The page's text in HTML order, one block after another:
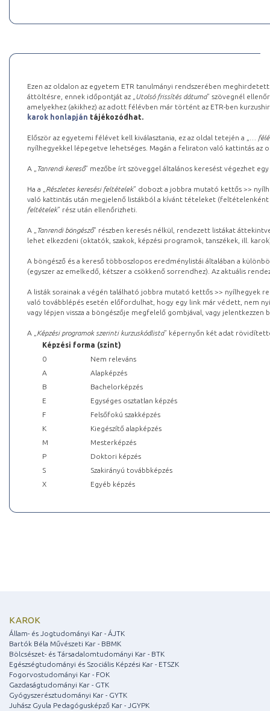
Ezen az oldalon az egyetem ETR tanulmányi rendszerében
áttöltésre, ennek időpontját az „ Utolsó frissítés dátuma” szövegnél
amelyekhez (akikhez) az adott félévben már történt az ETR-ben
karok honlapján tájékozódhat.
Először az egyetemi félévet kell kiválasztania, ez az oldal tetején a „
…
nyílhegyekkel lépegetve lehetséges. Magán a feliraton való kattintás az
A „ Tanrendi kereső” mezőbe írt szöveggel általános keresést végezhet
Ha a „ Részletes keresési feltételek” dobozt a jobbra mutató kettős >>
való kattintás után megjelenő listákból a kívánt tételeket (feltételenként
feltételek” rész után ellenőrizheti.
A „ Tanrendi böngésző” részben keresés nélkül, rendezett listákat
lehet elkezdeni (oktatók, szakok, képzési programok, tanszékek, ill.
A böngésző és a kereső többoszlopos eredménylistái általában a
(egyszer az emelkedő, kétszer a csökkenő sorrendhez). Az aktuális
A listák sorainak a végén található jobbra mutató kettős >> nyílhegyek
való továbblépés esetén előfordulhat, hogy egy link már védett, nem
vagy lépjen vissza a böngészője megfelelő gombjával, vagy
A „ Képzési programok szerinti kurzuskódlista” képernyőn két adat
Képzési forma (szint)
0
Nem releváns
A
Alapképzés
B
Bachelorképzés
E
Egységes osztatlan képzés
F
Felsőfokú szakképzés
K
Kiegészítő alapképzés
M
Mesterképzés
P
Doktori képzés
S
Szakirányú továbbképzés
X
Egyéb képzés
KAROK
Állam- és Jogtudományi Kar - ÁJTK
Bartók Béla Művészeti Kar - BBMK
Bölcsészet- és Társadalomtudományi Kar - BTK
Egészségtudományi és Szociális Képzési Kar - ETSZK
Fogorvostudományi Kar - FOK
Gazdaságtudományi Kar - GTK
Gyógyszerésztudományi Kar - GYTK
Juhász Gyula Pedagógusképző Kar - JGYPK